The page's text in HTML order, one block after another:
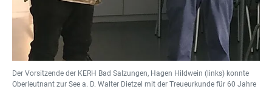
Der Vorsitzende der KERH Bad Salzungen, Hagen Hildwein (links) konnte
Oberleutnant zur See a. D. Walter Dietzel mit der Treueurkunde für 60 Jahre